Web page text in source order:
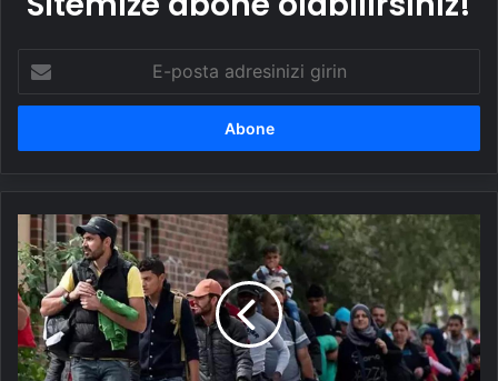
posta
adresinizi
Almanya
duyurdu!
İltica
talebinde
bulunanlar
geri
çevrilecek